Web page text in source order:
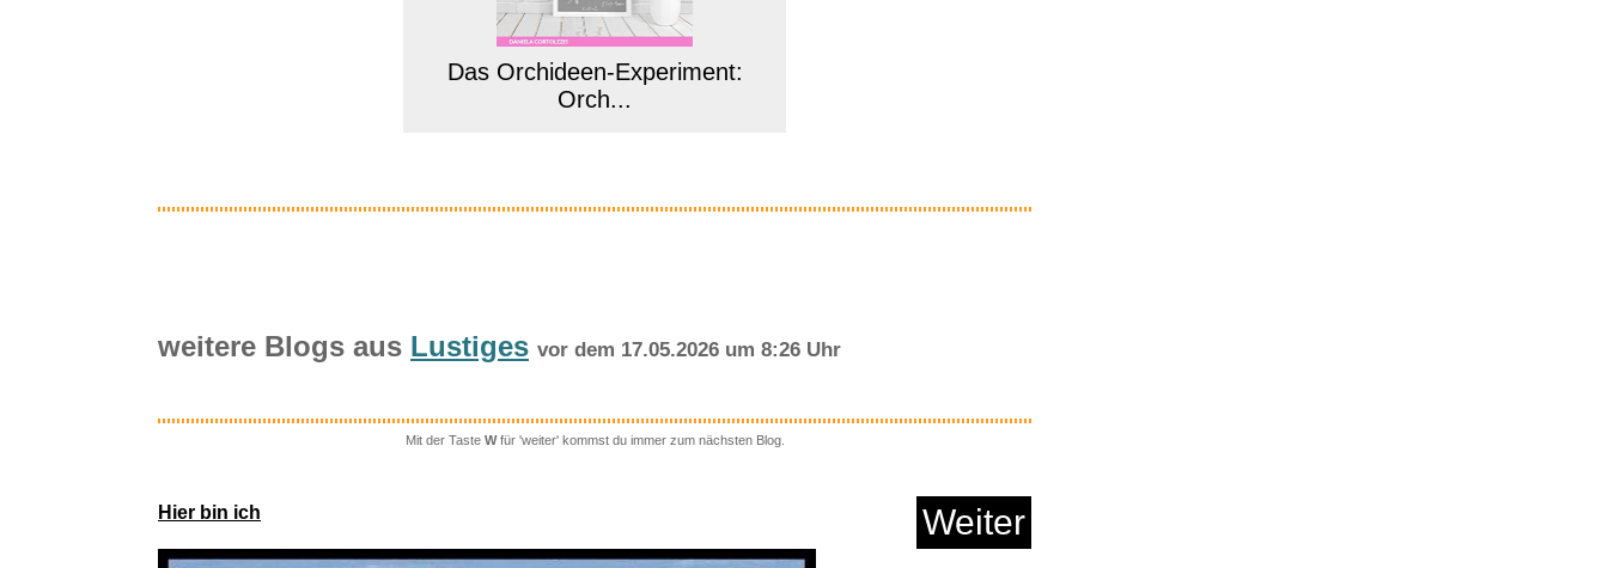
Das Orchideen-Experiment:
Orch...
weitere Blogs aus Lustiges vor dem 17.05.2026 um 8:26 Uhr
Mit der Taste Wfür 'weiter' kommst du immer zum nächsten Blog.
Hier bin ich Weiter